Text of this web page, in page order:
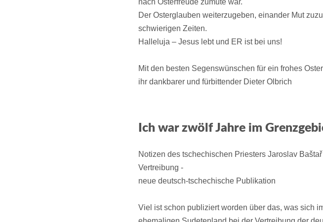
nach Osterfreude zumute war.
Der Osterglauben weiterzugeben, einander Mut
schwierigen Zeiten.
Halleluja – Jesus lebt und ER ist bei uns!
Mit den besten Segenswünschen für ein frohes
ihr dankbarer und fürbittender Dieter Olbrich
Ich war zwölf Jahre im
Notizen des tschechischen Priesters Jaroslav
Vertreibung -
neue deutsch-tschechische Publikation
Viel ist schon publiziert worden über das, was sich